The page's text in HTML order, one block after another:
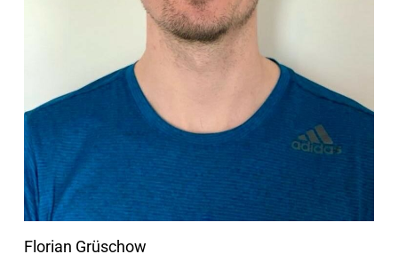
Florian Grüschow